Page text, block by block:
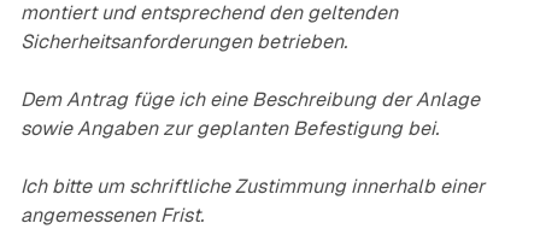
montiert und entsprechend den geltenden
Sicherheitsanforderungen betrieben.
Dem Antrag füge ich eine Beschreibung der Anlage
sowie Angaben zur geplanten Befestigung bei.
Ich bitte um schriftliche Zustimmung innerhalb einer
angemessenen Frist.